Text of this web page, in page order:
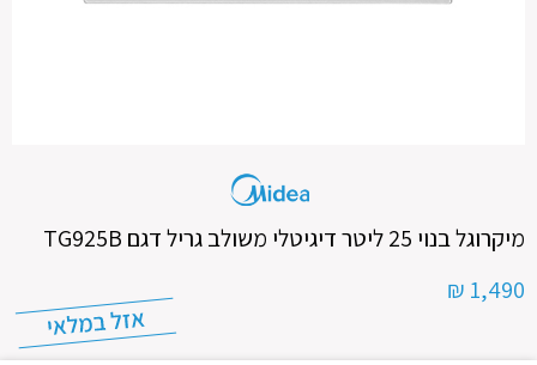
מיקרוגל בנוי 25 ליטר דיגיטלי משולב גריל דגם TG925B
1,490 ₪